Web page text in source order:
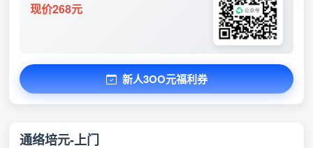
现价268元
新人3OO元福利券
通络培元-上门